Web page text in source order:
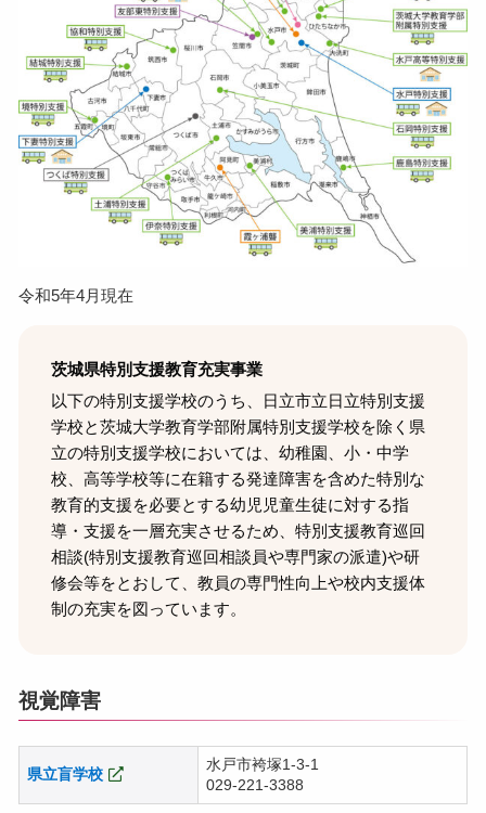
令和5年4月現在
茨城県特別支援教育充実事業
以下の特別支援学校のうち、日立市立日立特別支援
学校と茨城大学教育学部附属特別支援学校を除く県
立の特別支援学校においては、幼稚園、小・中学
校、高等学校等に在籍する発達障害を含めた特別な
教育的支援を必要とする幼児児童生徒に対する指
導・支援を一層充実させるため、特別支援教育巡回
相談(特別支援教育巡回相談員や専門家の派遣)や研
修会等をとおして、教員の専門性向上や校内支援体
制の充実を図っています。
視覚障害
県立盲学校
水戸市袴塚1-3-1
029-221-3388